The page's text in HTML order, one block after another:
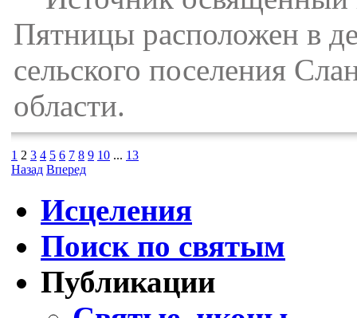
Пятницы расположен в
сельского поселения
области.
1 2 3 4 5 6 7 8 9 10 ... 13
Назад Вперед
Исцеления
Поиск по святым
Публикации